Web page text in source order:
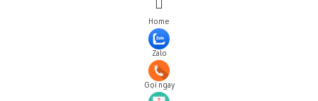
Home
Zalo
Gọi ngay